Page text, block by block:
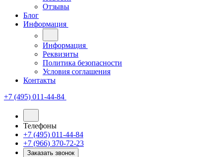
Отзывы
Блог
Информация
Информация
Реквизиты
Политика безопасности
Условия соглашения
Контакты
+7 (495) 011-44-84
Телефоны
+7 (495) 011-44-84
+7 (966) 370-72-23
Заказать звонок